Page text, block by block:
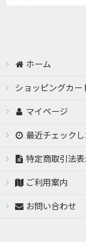
ホーム
ショッピングカー
マイページ
最近チェック
特定商取引法
ご利用案内
お問い合わせ